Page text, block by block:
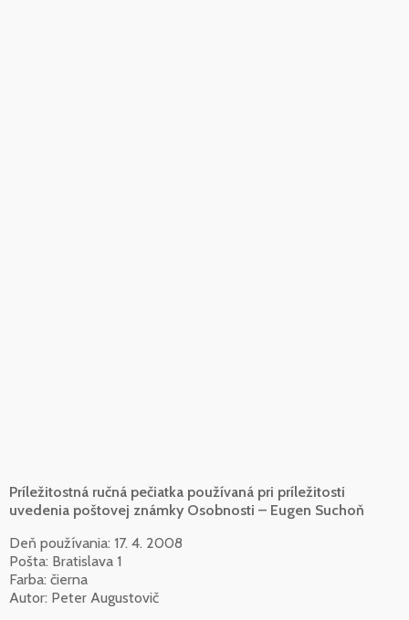
Príležitostná ručná pečiatka používaná pri príležitosti
uvedenia poštovej známky Osobnosti – Eugen Suchoň
Deň používania: 17. 4. 2008
Pošta: Bratislava 1
Farba: čierna
Autor: Peter Augustovič